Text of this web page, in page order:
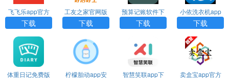
飞飞乐app官方
下载
下载
工友之家官网版
下载
下载
预算记账软件下
载安装
下载
小依洗衣机app
官网版
下载
体重日记免费版
柠檬胎动app安
智慧笑联app下
卖盒宝app官方